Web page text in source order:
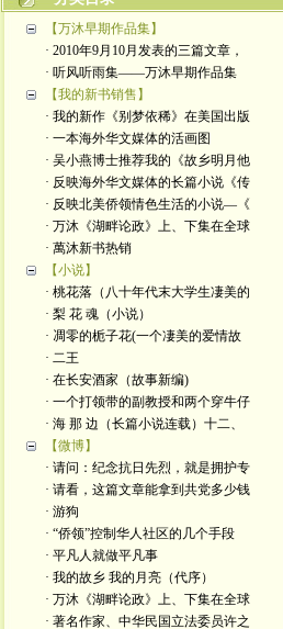
【万沐早期作品集】
· 2010年9月10月发表的三篇文章，
· 听风听雨集——万沐早期作品集
【我的新书销售】
· 我的新作《别梦依稀》在美国出版
· 一本海外华文媒体的活画图
· 吴小燕博士推荐我的《故乡明月他
· 反映海外华文媒体的长篇小说《传
· 反映北美侨领情色生活的小说—《
· 万沐《湖畔论政》上、下集在全球
· 萬沐新书热销
【小说】
· 桃花落（八十年代末大学生凄美的
· 梨 花 魂（小说）
· 凋零的栀子花(一个凄美的爱情故
· 二王
· 在长安酒家（故事新编)
· 一个打领带的副教授和两个穿牛仔
· 海 那 边（长篇小说连载）十二、
【微博】
· 请问：纪念抗日先烈，就是拥护专
· 请看，这篇文章能拿到共党多少钱
· 游狗
· “侨领”控制华人社区的几个手段
· 平凡人就做平凡事
· 我的故乡 我的月亮（代序）
· 万沐《湖畔论政》上、下集在全球
· 著名作家、中华民国立法委员许之